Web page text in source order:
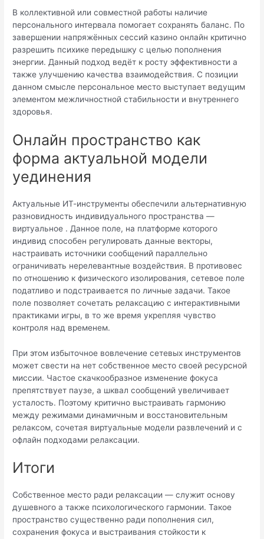
В коллективной или совместной работы наличие
персонального интервала помогает сохранять баланс. По
завершении напряжённых сессий казино онлайн критично
разрешить психике передышку с целью пополнения
энергии. Данный подход ведёт к росту эффективности а
также улучшению качества взаимодействия. С позиции
данном смысле персональное место выступает ведущим
элементом межличностной стабильности и внутреннего
здоровья.
Онлайн пространство как
форма актуальной модели
уединения
Актуальные ИТ-инструменты обеспечили альтернативную
разновидность индивидуального пространства —
виртуальное . Данное поле, на платформе которого
индивид способен регулировать данные векторы,
настраивать источники сообщений параллельно
ограничивать нерелевантные воздействия. В противовес
по отношению к физического изолирования, сетевое поле
податливо и подстраивается по личные задачи. Такое
поле позволяет сочетать релаксацию с интерактивными
практиками игры, в то же время укрепляя чувство
контроля над временем.
При этом избыточное вовлечение сетевых инструментов
может свести на нет собственное место своей ресурсной
миссии. Частое скачкообразное изменение фокуса
препятствует паузе, а шквал сообщений увеличивает
усталость. Поэтому критично выстраивать гармонию
между режимами динамичным и восстановительным
релаксом, сочетая виртуальные модели развлечений и с
офлайн подходами релаксации.
Итоги
Собственное место ради релаксации — служит основу
душевного а также психологического гармонии. Такое
пространство существенно ради пополнения сил,
сохранения фокуса и выстраивания стойкости к